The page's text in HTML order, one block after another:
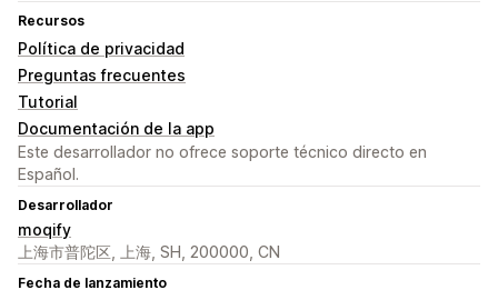
Recursos
Política de privacidad
Preguntas frecuentes
Tutorial
Documentación de la app
Este desarrollador no ofrece soporte técnico directo en
Español.
Desarrollador
moqify
上海市普陀区, 上海, SH, 200000, CN
Fecha de lanzamiento